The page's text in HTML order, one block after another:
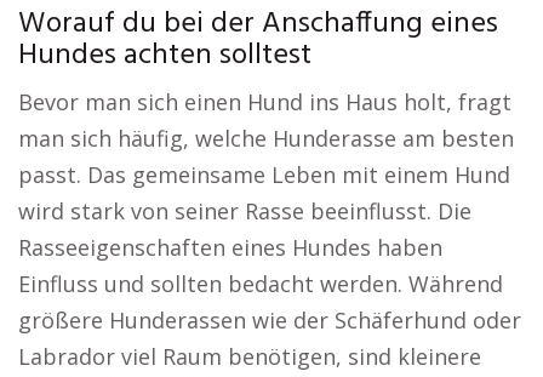
Worauf du bei der Anschaffung eines
Hundes achten solltest
Bevor man sich einen Hund ins Haus holt, fragt
man sich häufig, welche Hunderasse am besten
passt. Das gemeinsame Leben mit einem Hund
wird stark von seiner Rasse beeinflusst. Die
Rasseeigenschaften eines Hundes haben
Einfluss und sollten bedacht werden. Während
größere Hunderassen wie der Schäferhund oder
Labrador viel Raum benötigen, sind kleinere